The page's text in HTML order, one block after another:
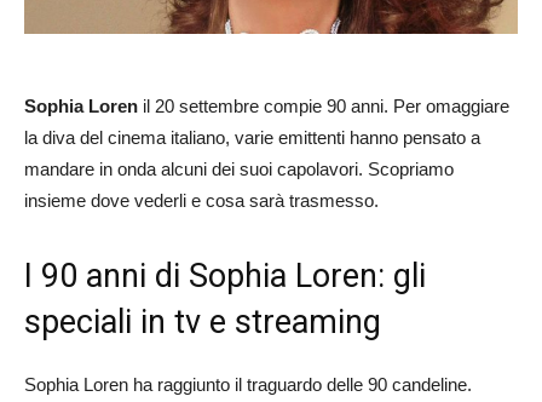
Sophia Loren il 20 settembre compie 90 anni. Per omaggiare
la diva del cinema italiano, varie emittenti hanno pensato a
mandare in onda alcuni dei suoi capolavori. Scopriamo
insieme dove vederli e cosa sarà trasmesso.
I 90 anni di Sophia Loren: gli
speciali in tv e streaming
Sophia Loren ha raggiunto il traguardo delle 90 candeline.